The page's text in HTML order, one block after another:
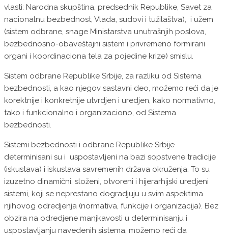
vlasti: Narodna skupština, predsednik Republike, Savet za
nacionalnu bezbednost, Vlada, sudovi i tužilaštva), i užem
(sistem odbrane, snage Ministarstva unutrašnjih poslova,
bezbednosno-obaveštajni sistem i privremeno formirani
organi i koordinaciona tela za pojedine krize) smislu.
Sistem odbrane Republike Srbije, za razliku od Sistema
bezbednosti, a kao njegov sastavni deo, možemo reći da je
korektnije i konkretnije utvrdjen i uredjen, kako normativno,
tako i funkcionalno i organizaciono, od Sistema
bezbednosti.
Sistemi bezbednosti i odbrane Republike Srbije
determinisani su i uspostavljeni na bazi sopstvene tradicije
(iskustava) i iskustava savremenih država okruženja. To su
izuzetno dinamični, složeni, otvoreni i hijerarhijski uredjeni
sistemi, koji se neprestano dogradjuju u svim aspektima
njihovog odredjenja (normativa, funkcije i organizacija). Bez
obzira na odredjene manjkavosti u determinisanju i
uspostavljanju navedenih sistema, možemo reći da